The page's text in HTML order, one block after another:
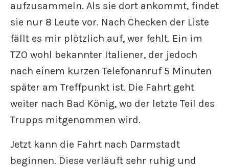
aufzusammeln. Als sie dort ankommt, findet
sie nur 8 Leute vor. Nach Checken der Liste
fällt es mir plötzlich auf, wer fehlt. Ein im
TZO wohl bekannter Italiener, der jedoch
nach einem kurzen Telefonanruf 5 Minuten
später am Treffpunkt ist. Die Fahrt geht
weiter nach Bad König, wo der letzte Teil des
Trupps mitgenommen wird.
Jetzt kann die Fahrt nach Darmstadt
beginnen. Diese verläuft sehr ruhig und